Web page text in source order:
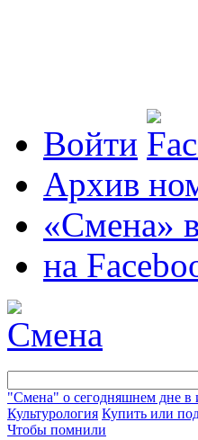
Войти
Архив
«Смена»
на
"Смена" о сегодняшнем дне в
Культурология Купить или
Чтобы помнили